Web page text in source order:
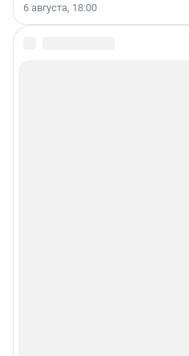
6 августа, 18:00